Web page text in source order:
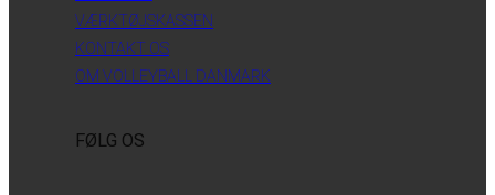
VÆRKTØJSKASSEN
KONTAKT OS
OM VOLLEYBALL DANMARK
FØLG OS